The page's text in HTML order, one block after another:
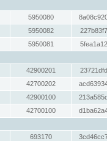
5950080
5950082
5950081
42900201
42700202
42900100
42700100
693170